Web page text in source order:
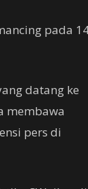
pada
datang ke
membawa
pers di